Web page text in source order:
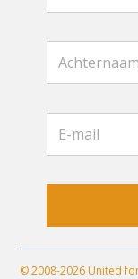
© 2008-2026 United